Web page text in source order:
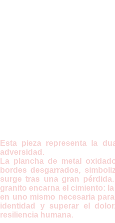
Esta pieza representa la
adversidad.
La plancha de metal
bordes desgarrados,
surge tras una gran
granito encarna el cimiento:
en uno mismo necesaria
identidad y superar el
resiliencia humana.